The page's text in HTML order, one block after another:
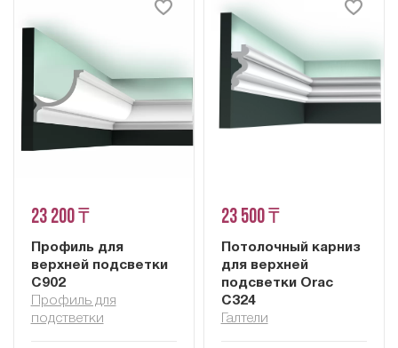
23 200 ₸
Профиль для
верхней подсветки
C902
Профиль для
подстветки
23 500 ₸
Потолочный карниз
для верхней
подсветки Orac
C324
Галтели